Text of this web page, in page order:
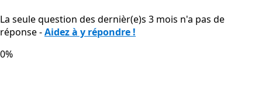
La seule question des dernièr(e)s 3 mois n'a pas de
réponse -Aidez à y répondre !
0%